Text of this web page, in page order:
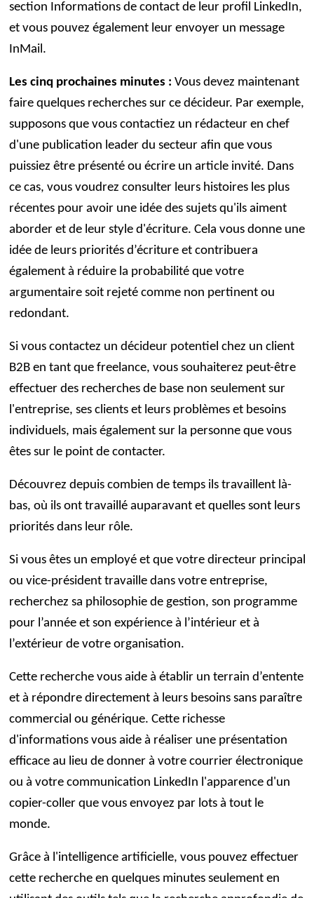
section Informations de contact de leur profil LinkedIn,
et vous pouvez également leur envoyer un message
InMail.
Les cinq prochaines minutes : Vous devez maintenant
faire quelques recherches sur ce décideur. Par exemple,
supposons que vous contactiez un rédacteur en chef
d'une publication leader du secteur afin que vous
puissiez être présenté ou écrire un article invité. Dans
ce cas, vous voudrez consulter leurs histoires les plus
récentes pour avoir une idée des sujets qu'ils aiment
aborder et de leur style d'écriture. Cela vous donne une
idée de leurs priorités d’écriture et contribuera
également à réduire la probabilité que votre
argumentaire soit rejeté comme non pertinent ou
redondant.
Si vous contactez un décideur potentiel chez un client
B2B en tant que freelance, vous souhaiterez peut-être
effectuer des recherches de base non seulement sur
l'entreprise, ses clients et leurs problèmes et besoins
individuels, mais également sur la personne que vous
êtes sur le point de contacter.
Découvrez depuis combien de temps ils travaillent là-
bas, où ils ont travaillé auparavant et quelles sont leurs
priorités dans leur rôle.
Si vous êtes un employé et que votre directeur principal
ou vice-président travaille dans votre entreprise,
recherchez sa philosophie de gestion, son programme
pour l’année et son expérience à l’intérieur et à
l’extérieur de votre organisation.
Cette recherche vous aide à établir un terrain d’entente
et à répondre directement à leurs besoins sans paraître
commercial ou générique. Cette richesse
d'informations vous aide à réaliser une présentation
efficace au lieu de donner à votre courrier électronique
ou à votre communication LinkedIn l'apparence d'un
copier-coller que vous envoyez par lots à tout le
monde.
Grâce à l'intelligence artificielle, vous pouvez effectuer
cette recherche en quelques minutes seulement en